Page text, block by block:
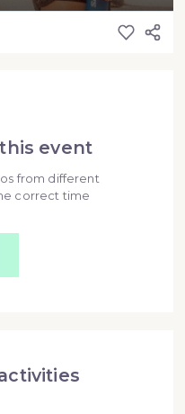
event
from different
correct time